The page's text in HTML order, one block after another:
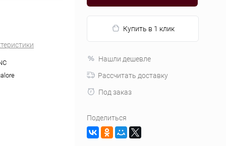
Купить в 1 клик
Нашли дешевле
Рассчитать доставку
Под заказ
Поделиться